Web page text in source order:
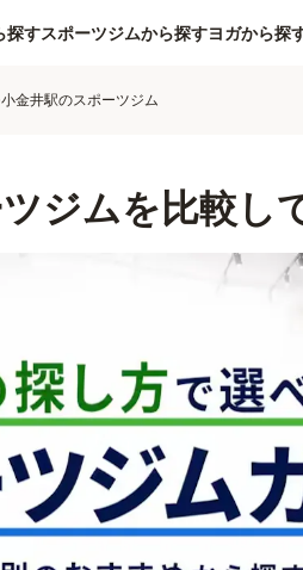
探すスポーツジムから探すヨガから探
小金井駅のスポーツジム
ジムを比較し